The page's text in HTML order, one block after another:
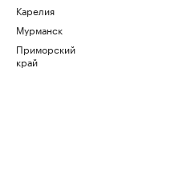
Карелия
Мурманск
Приморский
край